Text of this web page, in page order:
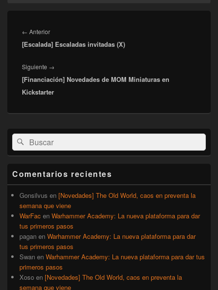
de
entradas
← AnteriorEntrada
anterior:
[Escalada] Escaladas invitadas (X)
Siguiente →
siguiente:
[Financiación] Novedades de MOM Miniaturas en
Kickstarter
área
de
widget
lateral
primaria
Buscar
por:
Buscar
Comentarios recientes
Gonsilvus en [Novedades] The Old World, caos en preventa la
semana que viene
WarFac en Warhammer Academy: La nueva plataforma para dar
tus primeros pasos
pagan en Warhammer Academy: La nueva plataforma para dar
tus primeros pasos
Swan en Warhammer Academy: La nueva plataforma para dar tus
primeros pasos
Xoso en [Novedades] The Old World, caos en preventa la
semana que viene